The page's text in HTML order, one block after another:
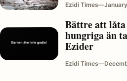
Ezidi Times—
Bättre att
hungriga än
Ezider
Ezidi Times—